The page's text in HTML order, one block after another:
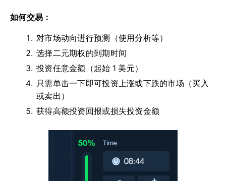
如何交易：
对市场动向进行预测（使用分析等）
选择二元期权的到期时间
投资任意金额（起始 1 美元）
只需单击一下即可投资上涨或下跌的市场（买入
或卖出）
获得高额投资回报或损失投资金额